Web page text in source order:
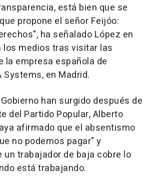
está bien que se
propone el señor Feijóo:
ha señalado López en
los medios tras visitar las
la empresa española de
Systems, en Madrid.
han surgido después de
del Partido Popular, Alberto
afirmado que el absentismo
no podemos pagar" y
un trabajador de baja cobre lo
está trabajando.